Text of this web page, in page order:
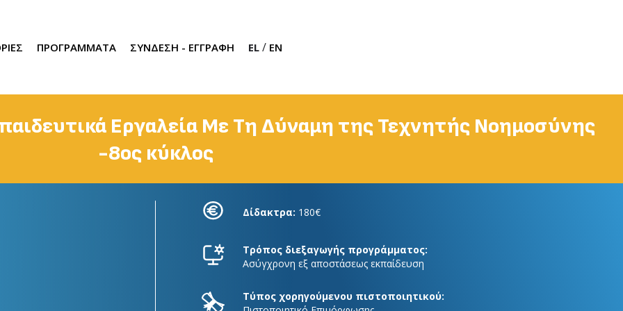
ΠΡΟΓΡΑΜΜΑΤΑ ΣΥΝΔΕΣΗ - ΕΓΓΡΑΦΗ EL / EN
Εργαλεία Με Τη Δύναμη της Τεχνητής Νοημοσύνης
-8ος κύκλος
Δίδακτρα: 180€
Τρόπος διεξαγωγής προγράμματος:
Ασύγχρονη εξ αποστάσεως εκπαίδευση
Τύπος χορηγούμενου πιστοποιητικού: